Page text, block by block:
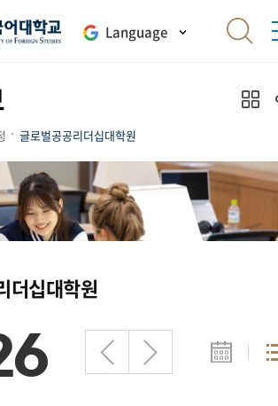
Language
글로벌공공리더십대학원
더십대학원